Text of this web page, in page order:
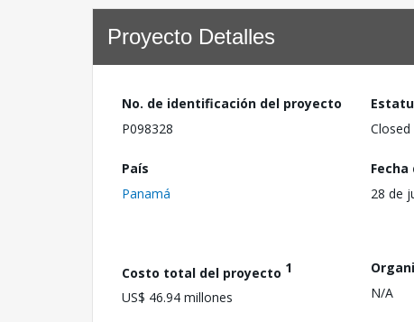
Proyecto Detalles
No. de identificación del proyecto
P098328
Closed
País
Panamá
28 de
Costo total del proyecto 1
US$ 46.94 millones
N/A